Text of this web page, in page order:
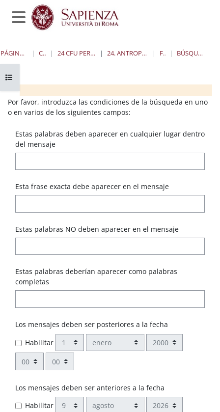
Salta al contenido principal
Panel lateral
Abrir índice del curso
PÁGINA PRINCIPAL CURSOS 24 CFU PER L'INSEGNAMENTO 24. ANTROPOLOGIA FILOSOFICA FOROS BÚSQUEDA AVANZADA
Bloques
Bloques
Bloques
Bloques
Por favor, introduzca las condiciones de la búsqueda en uno
o en varios de los siguientes campos:
Estas palabras deben aparecer en cualquier lugar dentro
del mensaje
Esta frase exacta debe aparecer en el mensaje
Estas palabras NO deben aparecer en el mensaje
Estas palabras deberían aparecer como palabras
completas
Los mensajes deben ser posteriores a la fecha
Habilitar
Día Año
Hora Minuto
Los mensajes deben ser anteriores a la fecha
Habilitar
Día Año